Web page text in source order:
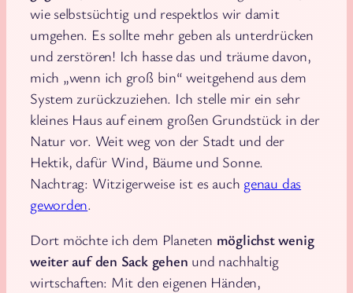
wie selbstsüchtig und respektlos wir damit
umgehen. Es sollte mehr geben als unterdrücken
und zerstören! Ich hasse das und träume davon,
mich „wenn ich groß bin“ weitgehend aus dem
System zurückzuziehen. Ich stelle mir ein sehr
kleines Haus auf einem großen Grundstück in der
Natur vor. Weit weg von der Stadt und der
Hektik, dafür Wind, Bäume und Sonne.
Nachtrag: Witzigerweise ist es auch genau das
geworden.
Dort möchte ich dem Planeten möglichst wenig
weiter auf den Sack gehen und nachhaltig
wirtschaften: Mit den eigenen Händen,